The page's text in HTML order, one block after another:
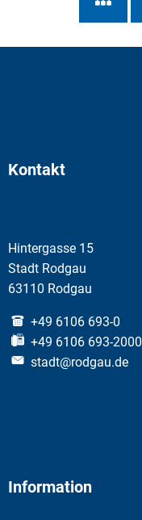
Kontakt
Hintergasse 15
Stadt Rodgau
63110 Rodgau
+49 6106 693-0
+49 6106 693-2000
stadt@rodgau.de
Information